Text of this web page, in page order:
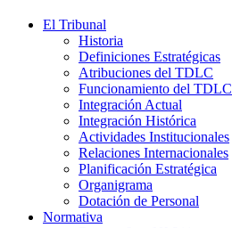
El Tribunal
Historia
Definiciones Estratégicas
Atribuciones del TDLC
Funcionamiento del TDLC
Integración Actual
Integración Histórica
Actividades Institucionales
Relaciones Internacionales
Planificación Estratégica
Organigrama
Dotación de Personal
Normativa